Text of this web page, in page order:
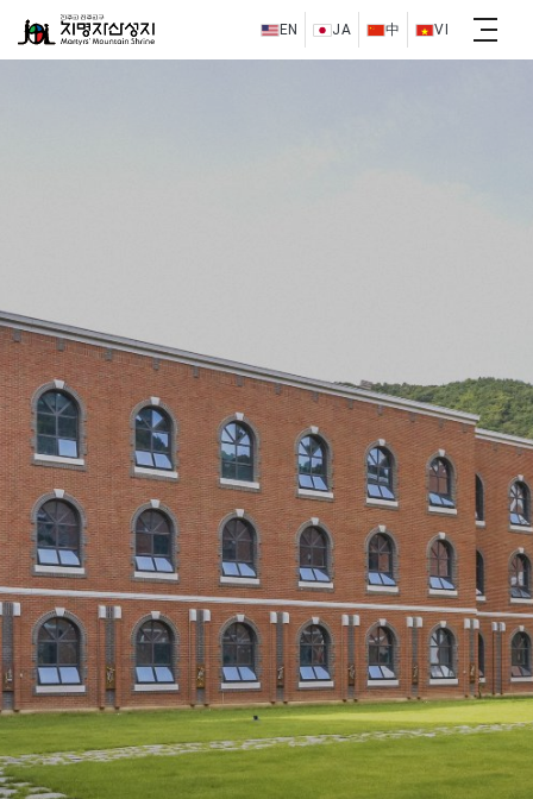
EN JA 中 VI